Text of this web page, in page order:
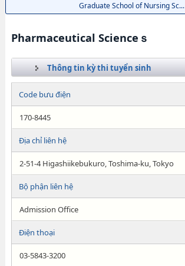
Graduate School of Nursing Sc...
Pharmaceutical Scienceｓ
Thông tin kỳ thi tuyển sinh
Code bưu điện
170-8445
Địa chỉ liên hệ
2-51-4 Higashiikebukuro, Toshima-ku, Tokyo
Bộ phận liên hệ
Admission Office
Điện thoại
03-5843-3200